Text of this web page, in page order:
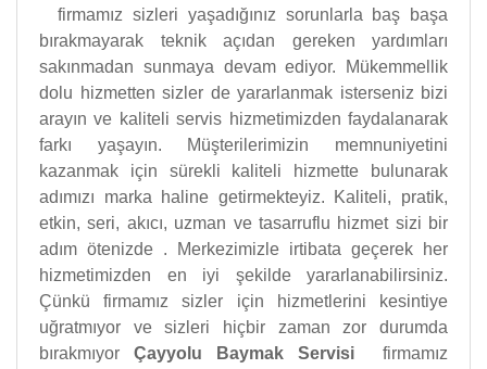
firmamız sizleri yaşadığınız sorunlarla baş başa
bırakmayarak teknik açıdan gereken yardımları
sakınmadan sunmaya devam ediyor. Mükemmellik
dolu hizmetten sizler de yararlanmak isterseniz bizi
arayın ve kaliteli servis hizmetimizden faydalanarak
farkı yaşayın. Müşterilerimizin memnuniyetini
kazanmak için sürekli kaliteli hizmette bulunarak
adımızı marka haline getirmekteyiz. Kaliteli, pratik,
etkin, seri, akıcı, uzman ve tasarruflu hizmet sizi bir
adım ötenizde . Merkezimizle irtibata geçerek her
hizmetimizden en iyi şekilde yararlanabilirsiniz.
Çünkü firmamız sizler için hizmetlerini kesintiye
uğratmıyor ve sizleri hiçbir zaman zor durumda
bırakmıyor Çayyolu Baymak Servisi
firmamız